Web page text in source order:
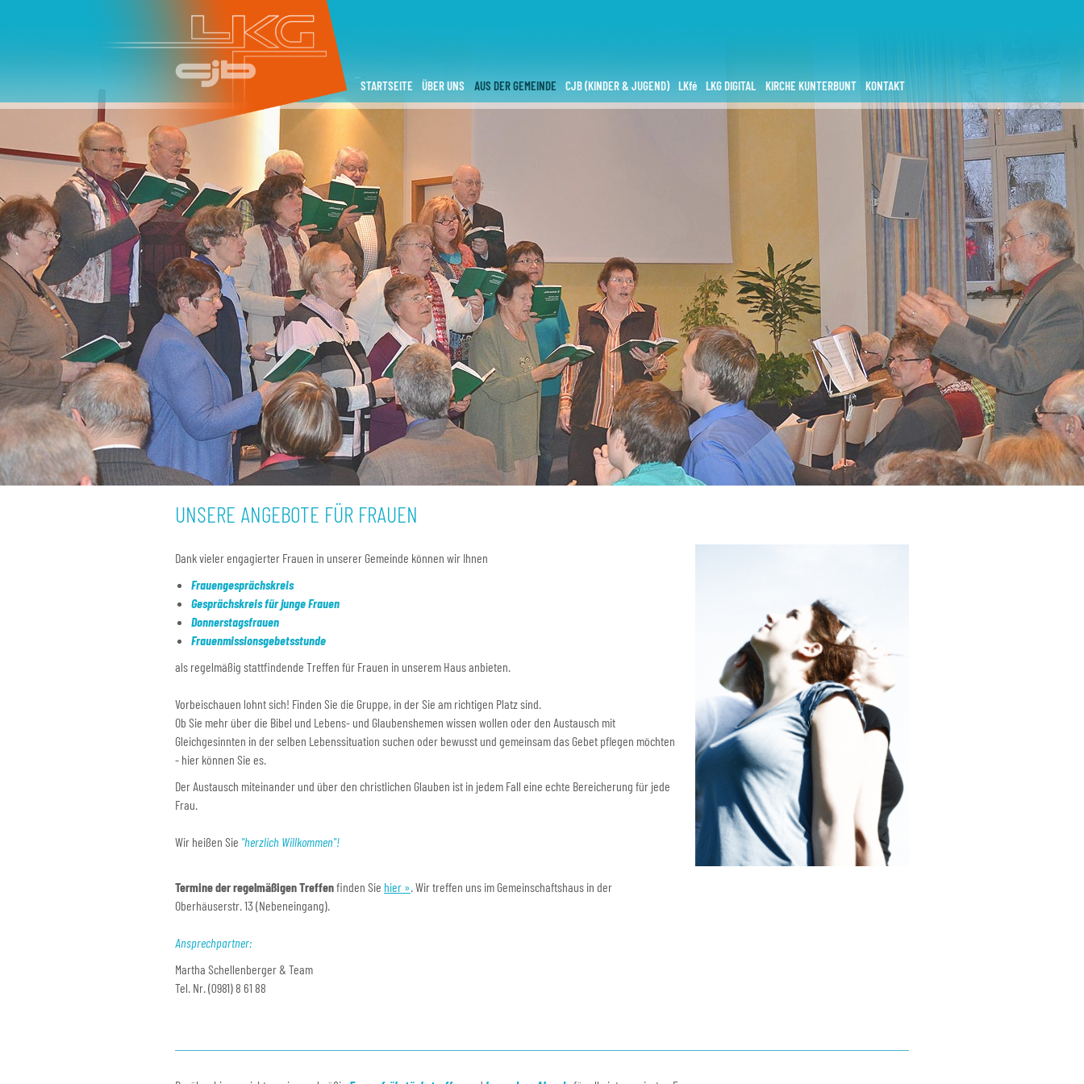
STARTSEITE ÜBER UNS AUS DER GEMEINDE CJB (KINDER & JUGEND) LKfé LKG DIGITAL KIRCHE KUNTERBUNT KONTAKT
UNSERE ANGEBOTE FÜR FRAUEN
Dank vieler engagierter Frauen in unserer Gemeinde können wir Ihnen
Frauengesprächskreis
Gesprächskreis für junge Frauen
Donnerstagsfrauen
Frauenmissionsgebetsstunde
als regelmäßig stattfindende Treffen für Frauen in unserem Haus anbieten.
Vorbeischauen lohnt sich! Finden Sie die Gruppe, in der Sie am richtigen Platz sind.
Ob Sie mehr über die Bibel und Lebens- und Glaubenshemen wissen wollen oder den Austausch mit
Gleichgesinnten in der selben Lebenssituation suchen oder bewusst und gemeinsam das Gebet pflegen möchten
- hier können Sie es.
Der Austausch miteinander und über den christlichen Glauben ist in jedem Fall eine echte Bereicherung für jede
Frau.
Wir heißen Sie "herzlich Willkommen"!
Termine der regelmäßigen Treffenfinden Sie hier ». Wir treffen uns im Gemeinschaftshaus in der
Oberhäuserstr. 13 (Nebeneingang).
Ansprechpartner:
Martha Schellenberger & Team
Tel. Nr. (0981) 8 61 88